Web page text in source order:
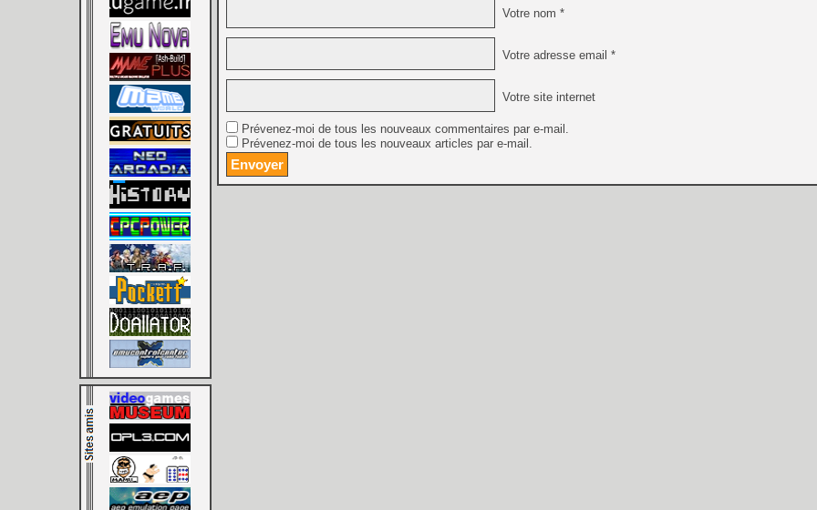
Votre nom *
Votre adresse email *
Votre site internet
Prévenez-moi de tous les nouveaux commentaires par e-mail.
Prévenez-moi de tous les nouveaux articles par e-mail.